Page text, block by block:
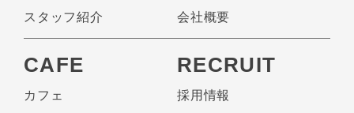
スタッフ紹介 会社概要
CAFE
カフェ
RECRUIT
採用情報